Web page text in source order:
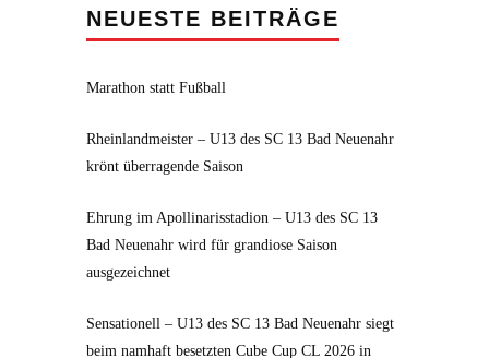
NEUESTE BEITRÄGE
Marathon statt Fußball
Rheinlandmeister – U13 des SC 13 Bad Neuenahr
krönt überragende Saison
Ehrung im Apollinarisstadion – U13 des SC 13
Bad Neuenahr wird für grandiose Saison
ausgezeichnet
Sensationell – U13 des SC 13 Bad Neuenahr siegt
beim namhaft besetzten Cube Cup CL 2026 in